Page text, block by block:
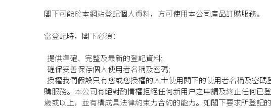
閣下可能於本網站登記個人資料，方可使用本公司產品訂購服務。
當登記時，閣下必須：
提供準確、完整及最新的登記資料;
確保妥善保存個人使用者名稱及密碼;
授權我們假設只有您或您授權的人士使用閣下的使用者名稱及密
購服務。本公司有絕對酌情權拒絕任何新用户之申請及終止任何
歲或以上，並有構成具法律約束力合約的能力。如閣下要求所登記